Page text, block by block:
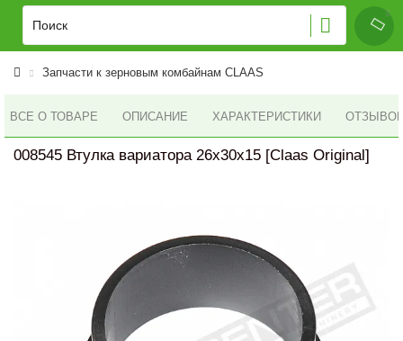
Запчасти к зерновым комбайнам CLAAS
ВСЕ О ТОВАРЕ ОПИСАНИЕ ХАРАКТЕРИСТИКИ ОТЗЫВОВ
008545 Втулка вариатора 26x30x15 [Claas Original]